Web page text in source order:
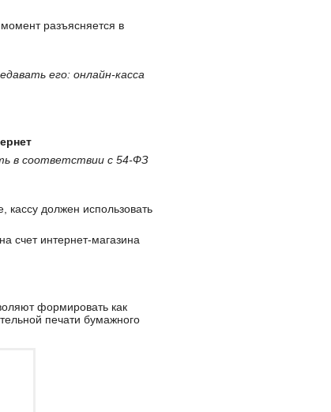
разъясняется в
его: онлайн-касса
в соответствии с 54-ФЗ
кассу должен использовать
счет интернет-магазина
формировать как
печати бумажного